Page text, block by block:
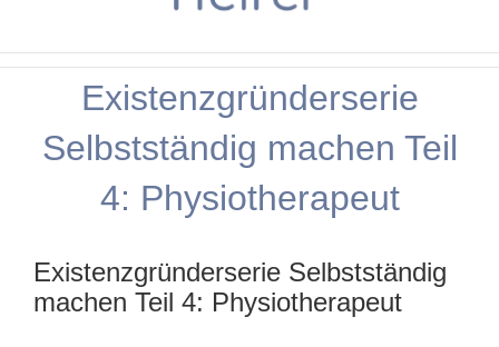
Existenzgründerserie
Selbstständig machen Teil
4: Physiotherapeut
Existenzgründerserie Selbstständig
machen Teil 4: Physiotherapeut